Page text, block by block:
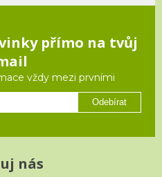
přímo na tvůj
vždy mezi prvními
Odebírat
nás